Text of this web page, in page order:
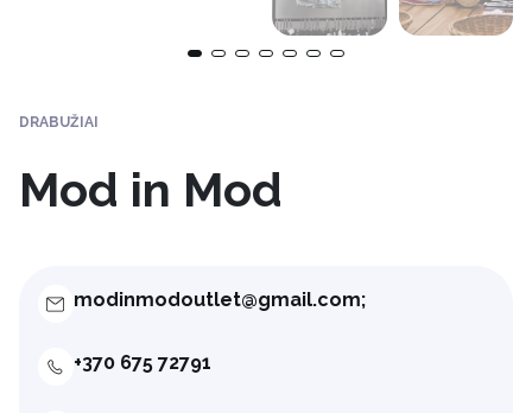
DRABUŽIAI
Mod in Mod
modinmodoutlet@gmail.com;
+370 675 72791